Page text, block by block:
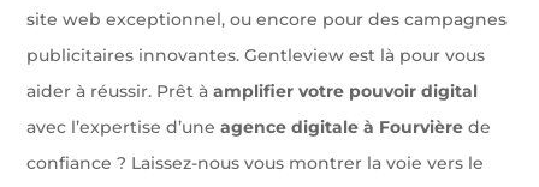
site web exceptionnel, ou encore pour des campagnes
publicitaires innovantes. Gentleview est là pour vous
aider à réussir. Prêt àamplifier votre pouvoir digital
avec l’expertise d’uneagence digitale à Fourvière de
confiance ? Laissez-nous vous montrer la voie vers le